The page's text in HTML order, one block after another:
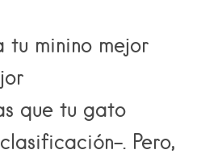
tu minino mejor
que tu gato
. Pero,